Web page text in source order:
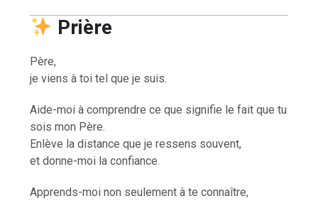
Prière
Père,
je viens à toi tel que je suis.
Aide-moi à comprendre ce que signifie le fait que tu
sois mon Père.
Enlève la distance que je ressens souvent,
et donne-moi la confiance.
Apprends-moi non seulement à te connaître,